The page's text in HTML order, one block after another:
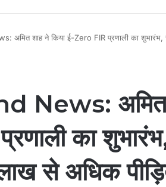
अमित शाह ने किया ई-Zero FIR प्रणाली का शुभारंभ,
News: अमित
का
से अधिक